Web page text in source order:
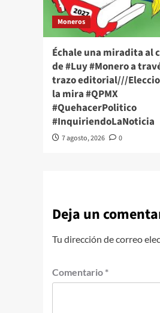
Moneros
Échale una miradita al
de #Luy #Monero a
trazo editorial///
la mira #QPMX
#QuehacerPolitico
#InquiriendoLaNoticia
7 agosto, 2026 0
Deja un
Tu dirección de correo
Comentario *